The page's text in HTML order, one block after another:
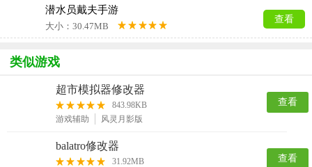
潜水员戴夫手游
大小：30.47MB
查看
类似游戏
超市模拟器修改器
843.98KB
游戏辅助
风灵月影版
查看
balatro修改器
31.92MB
查看